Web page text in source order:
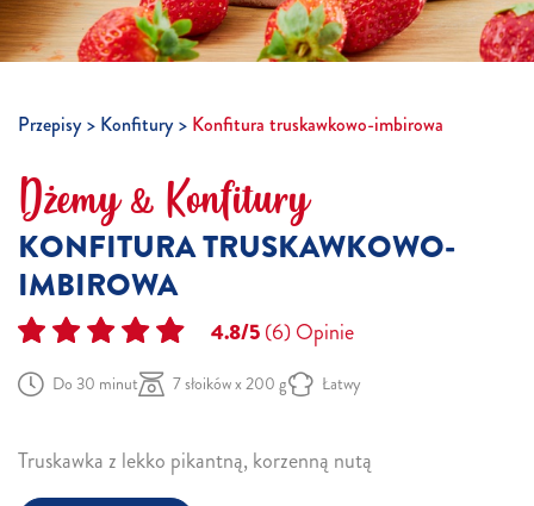
Przepisy Konfitury Konfitura truskawkowo-imbirowa
Dżemy & Konfitury
KONFITURA TRUSKAWKOWO-
IMBIROWA
4.8/5(6)Opinie
Do 30 minut 7 słoików x 200 g Łatwy
Truskawka z lekko pikantną, korzenną nutą